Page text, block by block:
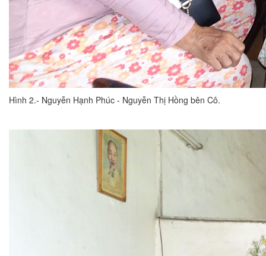
Hình 2.- Nguyễn Hạnh Phúc - Nguyễn Thị Hồng bên Cô.